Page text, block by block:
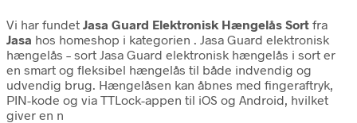
Vi har fundet Jasa Guard Elektronisk Hængelås Sort fra
Jasa hos homeshop i kategorien . Jasa Guard elektronisk
hængelås – sort Jasa Guard elektronisk hængelås i sort er
en smart og fleksibel hængelås til både indvendig og
udvendig brug. Hængelåsen kan åbnes med fingeraftryk,
PIN-kode og via TTLock-appen til iOS og Android, hvilket
giver en n